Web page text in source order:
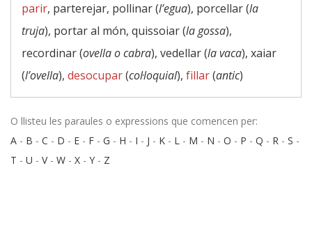
parir, parterejar, pollinar (l’egua), porcellar (la
truja), portar al món, quissoiar (la gossa),
recordinar (ovella o cabra), vedellar (la vaca), xaiar
(l’ovella), desocupar(col·loquial), fillar(antic)
O llisteu les paraules o expressions que comencen per:
A - B - C - D - E - F - G - H - I - J - K - L - M - N - O - P - Q - R - S -
T - U - V- W - X - Y - Z